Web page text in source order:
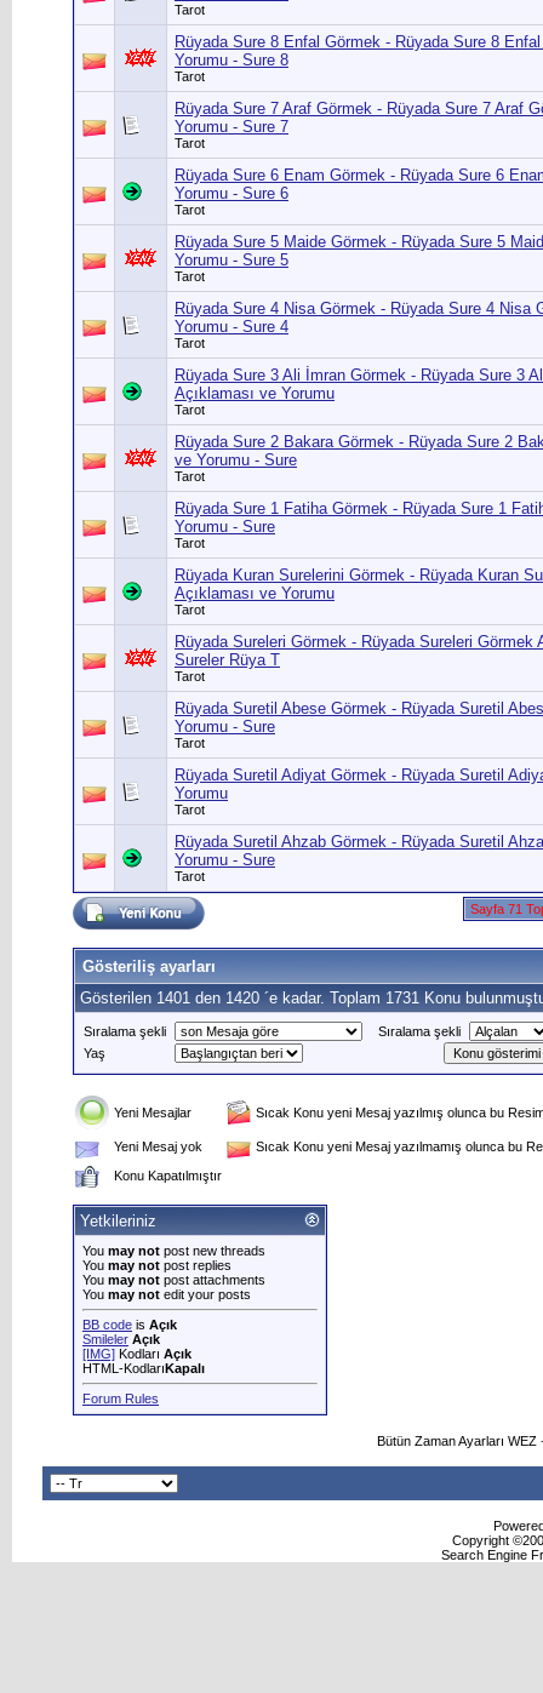
Tarot
Rüyada Sure 8 Enfal Görmek - Rüyada Sure 8
Yorumu - Sure 8
Tarot
Rüyada Sure 7 Araf Görmek - Rüyada Sure 7 Araf
Yorumu - Sure 7
Tarot
Rüyada Sure 6 Enam Görmek - Rüyada Sure 6
Yorumu - Sure 6
Tarot
Rüyada Sure 5 Maide Görmek - Rüyada Sure 5
Yorumu - Sure 5
Tarot
Rüyada Sure 4 Nisa Görmek - Rüyada Sure 4 Nisa
Yorumu - Sure 4
Tarot
Rüyada Sure 3 Ali İmran Görmek - Rüyada Sure 3
Açıklaması ve Yorumu
Tarot
Rüyada Sure 2 Bakara Görmek - Rüyada Sure 2
ve Yorumu - Sure
Tarot
Rüyada Sure 1 Fatiha Görmek - Rüyada Sure 1
Yorumu - Sure
Tarot
Rüyada Kuran Surelerini Görmek - Rüyada Kuran
Açıklaması ve Yorumu
Tarot
Rüyada Sureleri Görmek - Rüyada Sureleri Görmek
Sureler Rüya T
Tarot
Rüyada Suretil Abese Görmek - Rüyada Suretil
Yorumu - Sure
Tarot
Rüyada Suretil Adiyat Görmek - Rüyada Suretil
Yorumu
Tarot
Rüyada Suretil Ahzab Görmek - Rüyada Suretil
Yorumu - Sure
Tarot
Sayfa 71
Gösteriliş ayarları
Gösterilen 1401 den 1420 ´e kadar. Toplam 1731 Konu
Sıralama şekli
Sıralama şekli
Yaş
Yeni Mesajlar Sıcak Konu yeni Mesaj yazılmış olunca bu
Yeni Mesaj yok
Sıcak Konu yeni Mesaj yazılmamış olunca bu
Konu Kapatılmıştır
Yetkileriniz
You may not post new threads
You may not post replies
You may not post attachments
You may not edit your posts
BB code is Açık
Smileler Açık
[IMG] Kodları Açık
HTML-KodlarıKapalı
Forum Rules
Bütün Zaman Ayarları
Copyright
Search Engine